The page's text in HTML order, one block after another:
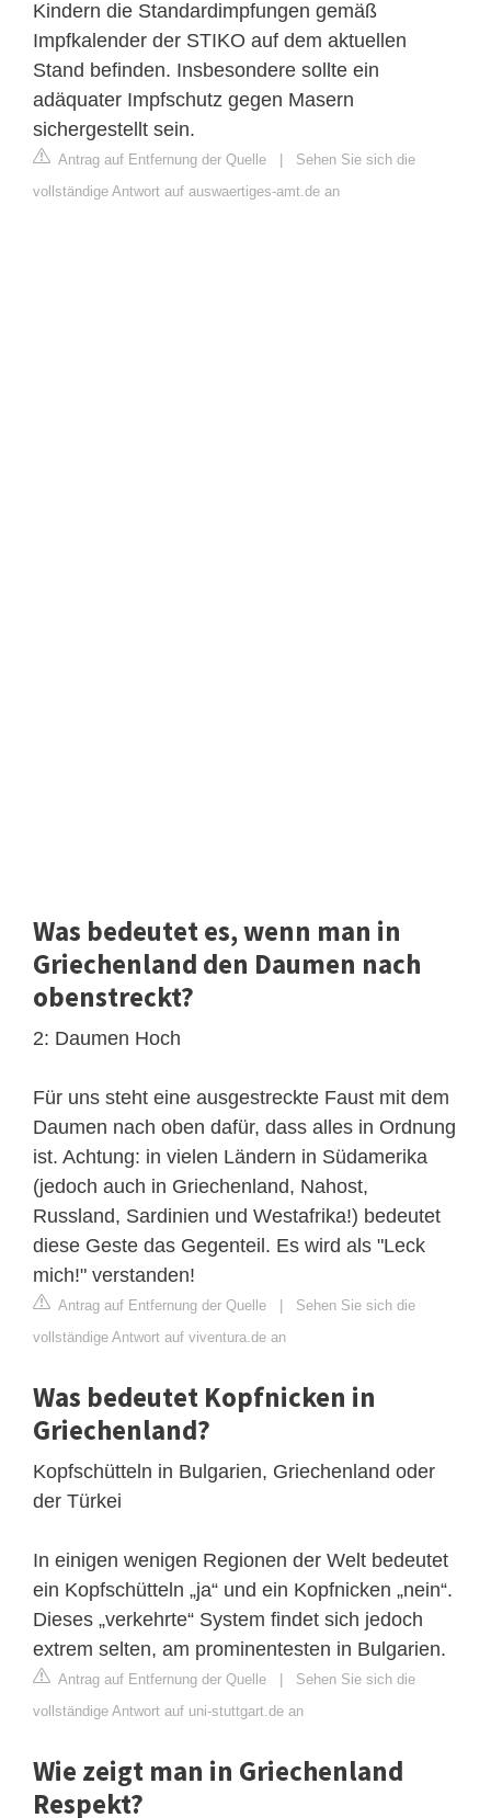
Kindern die Standardimpfungen gemäß
Impfkalender der STIKO auf dem aktuellen
Stand befinden. Insbesondere sollte ein
adäquater Impfschutz gegen Masern
sichergestellt sein.
Antrag auf Entfernung der Quelle | Sehen Sie sich die
vollständige Antwort auf auswaertiges-amt.de an
Was bedeutet es, wenn man in
Griechenland den Daumen nach
obenstreckt?
2: Daumen Hoch
Für uns steht eine ausgestreckte Faust mit dem
Daumen nach oben dafür, dass alles in Ordnung
ist. Achtung: in vielen Ländern in Südamerika
(jedoch auch in Griechenland, Nahost,
Russland, Sardinien und Westafrika!) bedeutet
diese Geste das Gegenteil. Es wird als "Leck
mich!" verstanden!
Antrag auf Entfernung der Quelle | Sehen Sie sich die
vollständige Antwort auf viventura.de an
Was bedeutet Kopfnicken in
Griechenland?
Kopfschütteln in Bulgarien, Griechenland oder
der Türkei
In einigen wenigen Regionen der Welt bedeutet
ein Kopfschütteln „ja“ und ein Kopfnicken „nein“.
Dieses „verkehrte“ System findet sich jedoch
extrem selten, am prominentesten in Bulgarien.
Antrag auf Entfernung der Quelle | Sehen Sie sich die
vollständige Antwort auf uni-stuttgart.de an
Wie zeigt man in Griechenland
Respekt?